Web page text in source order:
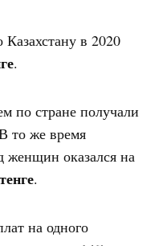
в 2020
.
по стране получали
то же время
женщин оказался на
.
на одного